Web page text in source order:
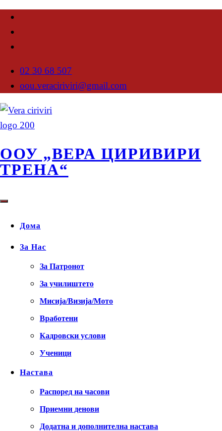
02 30 68 507
oou.veraciriviri@gmail.com
ООУ „ВЕРА ЦИРИВИРИ
ТРЕНА“
Дома
За Нас
За Патронот
За училиштето
Мисија/Визија/Мото
Вработени
Кадровски услови
Ученици
Настава
Распоред на часови
Приемни денови
Додатна и дополнителна настава